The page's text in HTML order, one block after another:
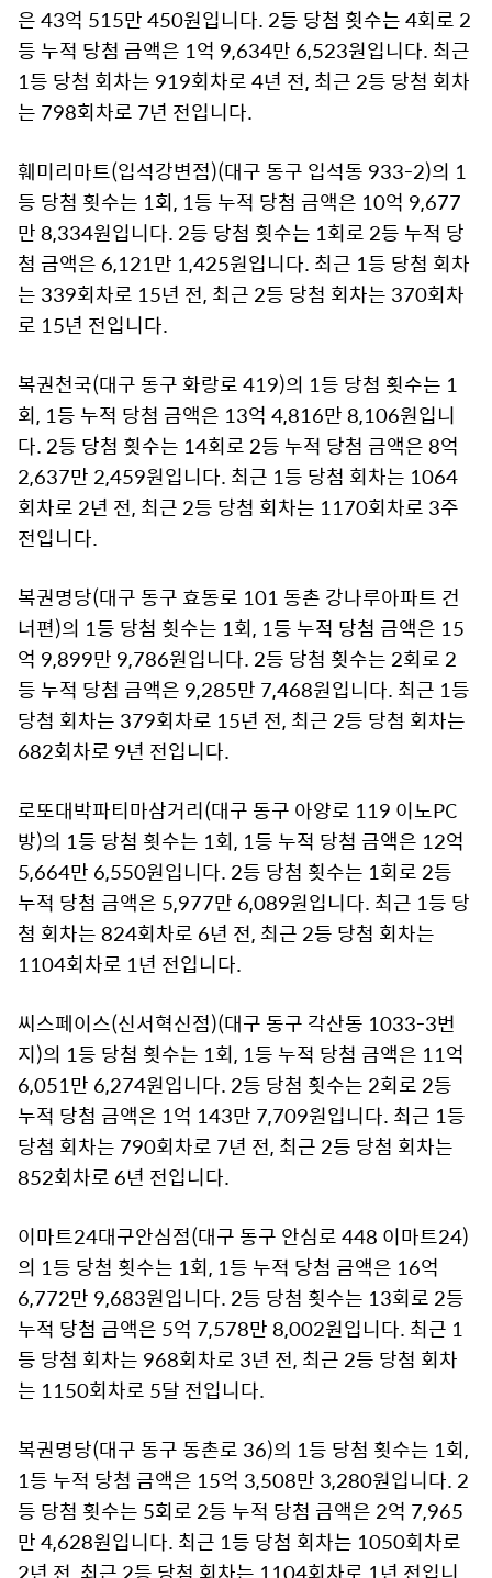
은 43억 515만 450원입니다. 2등 당첨 횟수는 4회로 2
등 누적 당첨 금액은 1억 9,634만 6,523원입니다. 최근
1등 당첨 회차는 919회차로 4년 전, 최근 2등 당첨 회차
는 798회차로 7년 전입니다.
훼미리마트(입석강변점)(대구 동구 입석동 933-2)의 1
등 당첨 횟수는 1회, 1등 누적 당첨 금액은 10억 9,677
만 8,334원입니다. 2등 당첨 횟수는 1회로 2등 누적 당
첨 금액은 6,121만 1,425원입니다. 최근 1등 당첨 회차
는 339회차로 15년 전, 최근 2등 당첨 회차는 370회차
로 15년 전입니다.
복권천국(대구 동구 화랑로 419)의 1등 당첨 횟수는 1
회, 1등 누적 당첨 금액은 13억 4,816만 8,106원입니
다. 2등 당첨 횟수는 14회로 2등 누적 당첨 금액은 8억
2,637만 2,459원입니다. 최근 1등 당첨 회차는 1064
회차로 2년 전, 최근 2등 당첨 회차는 1170회차로 3주
전입니다.
복권명당(대구 동구 효동로 101 동촌 강나루아파트 건
너편)의 1등 당첨 횟수는 1회, 1등 누적 당첨 금액은 15
억 9,899만 9,786원입니다. 2등 당첨 횟수는 2회로 2
등 누적 당첨 금액은 9,285만 7,468원입니다. 최근 1등
당첨 회차는 379회차로 15년 전, 최근 2등 당첨 회차는
682회차로 9년 전입니다.
로또대박파티마삼거리(대구 동구 아양로 119 이노PC
방)의 1등 당첨 횟수는 1회, 1등 누적 당첨 금액은 12억
5,664만 6,550원입니다. 2등 당첨 횟수는 1회로 2등
누적 당첨 금액은 5,977만 6,089원입니다. 최근 1등 당
첨 회차는 824회차로 6년 전, 최근 2등 당첨 회차는
1104회차로 1년 전입니다.
씨스페이스(신서혁신점)(대구 동구 각산동 1033-3번
지)의 1등 당첨 횟수는 1회, 1등 누적 당첨 금액은 11억
6,051만 6,274원입니다. 2등 당첨 횟수는 2회로 2등
누적 당첨 금액은 1억 143만 7,709원입니다. 최근 1등
당첨 회차는 790회차로 7년 전, 최근 2등 당첨 회차는
852회차로 6년 전입니다.
이마트24대구안심점(대구 동구 안심로 448 이마트24)
의 1등 당첨 횟수는 1회, 1등 누적 당첨 금액은 16억
6,772만 9,683원입니다. 2등 당첨 횟수는 13회로 2등
누적 당첨 금액은 5억 7,578만 8,002원입니다. 최근 1
등 당첨 회차는 968회차로 3년 전, 최근 2등 당첨 회차
는 1150회차로 5달 전입니다.
복권명당(대구 동구 동촌로 36)의 1등 당첨 횟수는 1회,
1등 누적 당첨 금액은 15억 3,508만 3,280원입니다. 2
등 당첨 횟수는 5회로 2등 누적 당첨 금액은 2억 7,965
만 4,628원입니다. 최근 1등 당첨 회차는 1050회차로
2년 전, 최근 2등 당첨 회차는 1104회차로 1년 전입니